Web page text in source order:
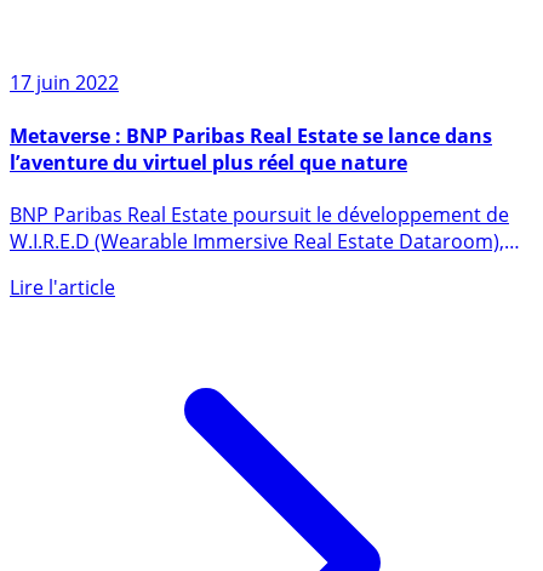
17 juin 2022
Metaverse : BNP Paribas Real Estate se lance dans
l’aventure du virtuel plus réel que nature
W.I.R.E.D (Wearable Immersive Real Estate Dataroom),